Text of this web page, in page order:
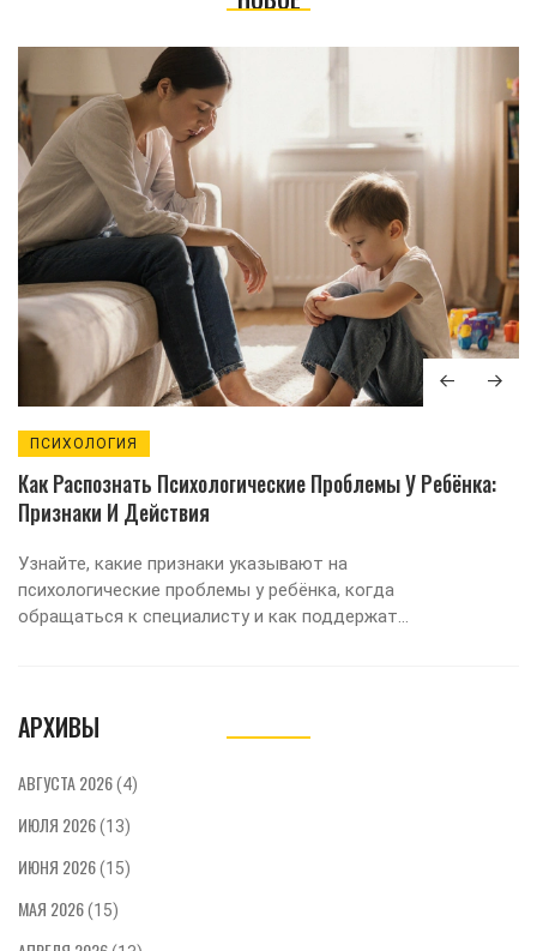
ПСИХОЛОГИЯ
Как Распознать Психологические Проблемы У Ребёнка:
Признаки И Действия
Узнайте, какие признаки указывают на
психологические проблемы у ребёнка, когда
обращаться к специалисту и как поддержать
АРХИВЫ
АВГУСТА 2026(4)
ИЮЛЯ 2026(13)
ИЮНЯ 2026(15)
МАЯ 2026(15)